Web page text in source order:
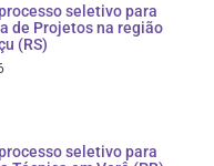
seletivo para
de Projetos na região
(RS)
seletivo para